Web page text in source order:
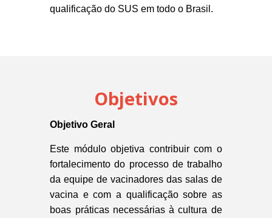
qualificação do SUS em todo o Brasil.
Objetivos
Objetivo Geral
Este módulo objetiva contribuir com o
fortalecimento do processo de trabalho
da equipe de vacinadores das salas de
vacina e com a qualificação sobre as
boas práticas necessárias à cultura de